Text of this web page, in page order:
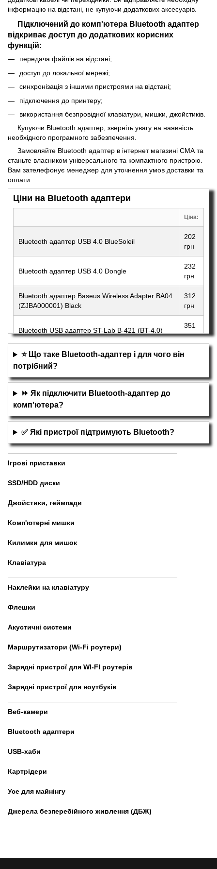
інформацію на відстані, не купуючи додаткових аксесуарів.
Підключений до комп'ютера Bluetooth адаптер
відкриває доступ до додаткових корисних
функцій:
передача файлів на відстані;
доступ до локальної мережі;
синхронізація з іншими пристроями на відстані;
підключення до принтеру;
використання безпровідної клавіатури, мишки, джойстиків.
Купуючи Bluetooth адаптер, зверніть увагу на наявність
необхідного програмного забезпечення.
Замовляйте Bluetooth адаптер в інтернет магазині СМА та
станьте власником універсального та компактного пристрою.
Вам зателефонує менеджер для уточнення умов доставки та
оплати
Ціни на Bluetooth адаптери
Ціна:
Bluetooth адаптер USB 4.0 BlueSoleil
202
грн
Bluetooth адаптер USB 4.0 Dongle
232
грн
Bluetooth адаптер Baseus Wireless Adapter BA04
(ZJBA000001) Black
312
грн
Bluetooth USB адаптер ST-Lab B-421 (BT-4.0)
351
грн
⭐ Що таке Bluetooth-адаптер і для чого він
потрібний?
⏩ Як підключити Bluetooth-адаптер до
комп'ютера?
✅ Які пристрої підтримують Bluetooth?
Ігрові приставки
SSD/HDD диски
Джойстики, геймпади
Комп'ютерні мишки
Килимки для мишок
Клавіатура
Наклейки на клавіатуру
Флешки
Акустичні системи
Маршрутизатори (Wi-Fi роутери)
Зарядні пристрої для WI-FI роутерів
Зарядні пристрої для ноутбуків
Веб-камери
Bluetooth адаптери
USB-хаби
Картрідери
Усе для майнінгу
Джерела безперебійного живлення (ДБЖ)